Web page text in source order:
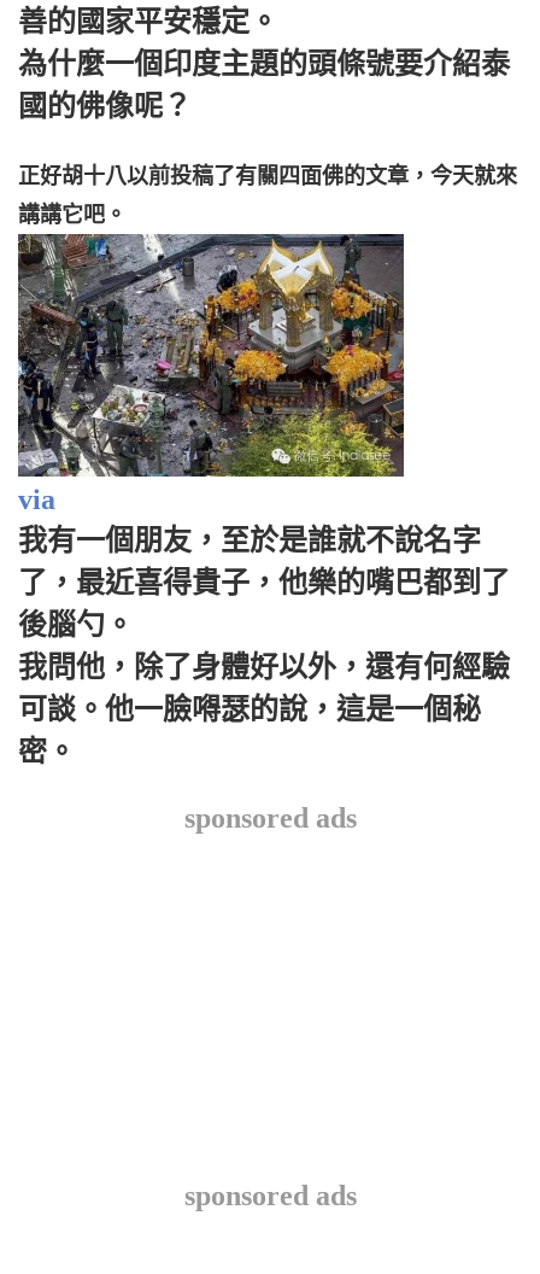
善的國家平安穩定。
為什麼一個印度主題的頭條號要介紹泰
國的佛像呢？
正好胡十八以前投稿了有關四面佛的文章，今天就來
講講它吧。
via
我有一個朋友，至於是誰就不說名字
了，最近喜得貴子，他樂的嘴巴都到了
後腦勺。
我問他，除了身體好以外，還有何經驗
可談。他一臉嘚瑟的說，這是一個秘
密。
sponsored ads
sponsored ads